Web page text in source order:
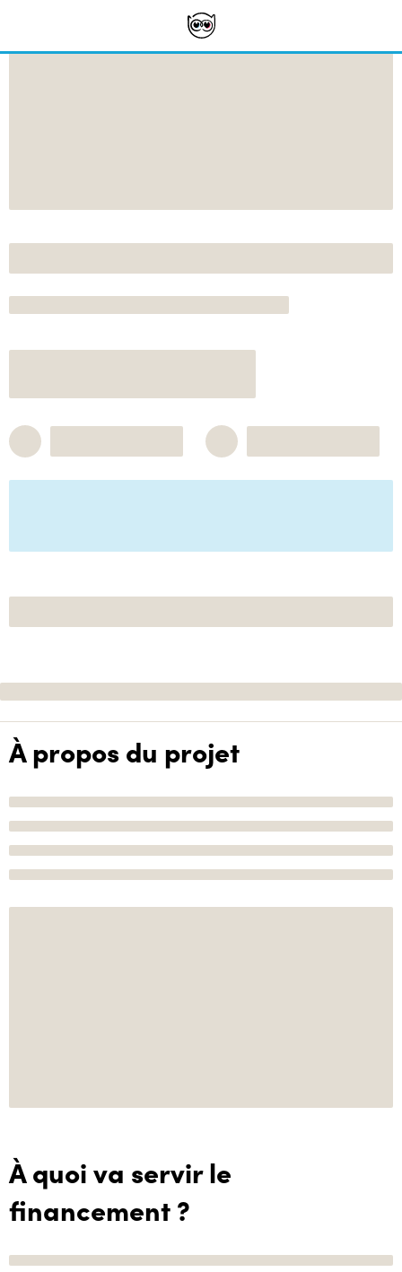
À propos du projet
À quoi va servir le
financement ?